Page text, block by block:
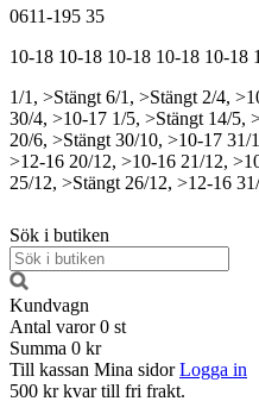
0611-195 35
10-18 10-18 10-18 10-18 10-18
1/1, >Stängt 6/1, >Stängt 2/4,
30/4, >10-17 1/5, >Stängt 14/5,
20/6, >Stängt 30/10, >10-17 31/
>12-16 20/12, >10-16 21/12,
25/12, >Stängt 26/12, >12-16
Sök i butiken
Kundvagn
Antal varor 0 st
Summa 0 kr
Till kassan Mina sidor Logga in
500 kr kvar till fri frakt.